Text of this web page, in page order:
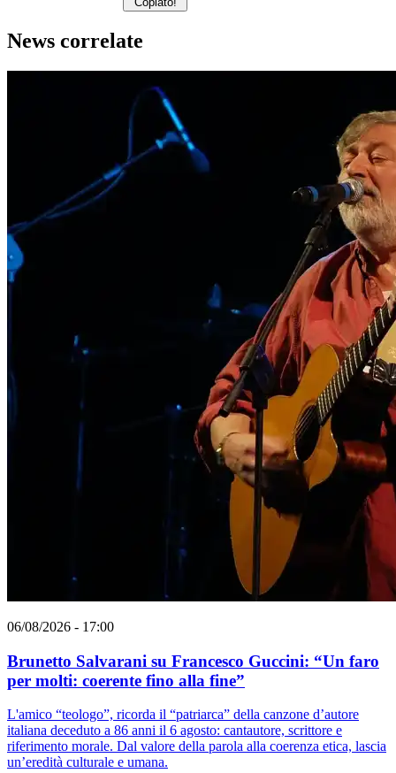
News correlate
06/08/2026 - 17:00
Brunetto Salvarani su Francesco Guccini: “Un faro
per molti: coerente fino alla fine”
L'amico “teologo”, ricorda il “patriarca” della canzone d’autore
italiana deceduto a 86 anni il 6 agosto: cantautore, scrittore e
riferimento morale. Dal valore della parola alla coerenza etica, lascia
un’eredità culturale e umana.